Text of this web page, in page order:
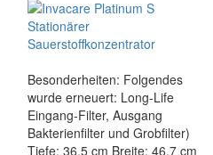
Besonderheiten: Folgendes
wurde erneuert: Long-Life
Eingang-Filter, Ausgang
Bakterienfilter und Grobfilter)
Tiefe: 36,5 cm Breite: 46,7 cm